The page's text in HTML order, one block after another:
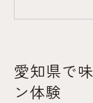
クレ
レス
愛知県で
ン体験